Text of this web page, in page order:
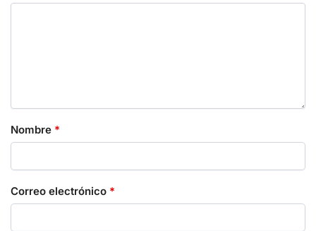
Nombre *
Correo electrónico *